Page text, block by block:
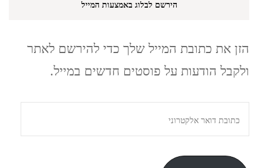
הירשם לבלוג באמצעות המייל
הזן את כתובת המייל שלך כדי להירשם לאתר
ולקבל הודעות על פוסטים חדשים במייל.
דואר
אלקטרוני